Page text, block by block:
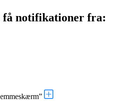
få notifikationer fra: